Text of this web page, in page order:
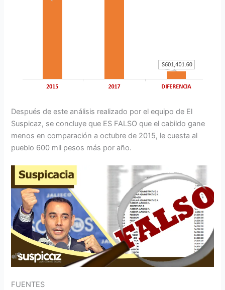
Después de este análisis realizado por el equipo de El
Suspicaz, se concluye que ES FALSO que el cabildo gane
menos en comparación a octubre de 2015, le cuesta al
pueblo 600 mil pesos más por año.
FUENTES